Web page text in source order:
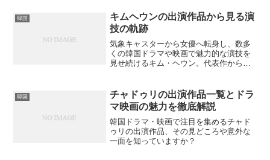
韓国
キムヘウンの出演作品から見る演
技の軌跡
気象キャスターから女優へ転身し、数多
くの韓国ドラマや映画で魅力的な演技を
見せ続けるキム・ヘウン。代表作から最
り？
韓国
チャドゥリの出演作品一覧とドラ
マ映画の魅力を徹底解説
韓国ドラマ・映画で注目を集めるチャド
ゥリの出演作品、その見どころや意外な
一面を知っていますか？